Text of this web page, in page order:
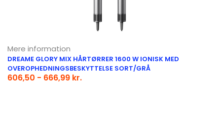
Mere information
DREAME GLORY MIX HÅRTØRRER 1600 W IONISK MED
OVEROPHEDNINGSBESKYTTELSE SORT/GRÅ
606,50 - 666,99 kr.